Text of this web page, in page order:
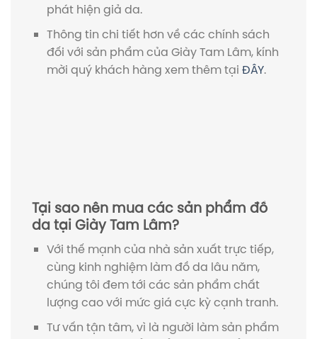
phát hiện giả da.
Thông tin chi tiết hơn về các chính sách
đối với sản phẩm của Giày Tam Lâm, kính
mời quý khách hàng xem thêm tại ĐÂY.
Tại sao nên mua các sản phẩm đồ
da tại Giày Tam Lâm?
Với thế mạnh của nhà sản xuất trực tiếp,
cùng kinh nghiệm làm đồ da lâu năm,
chúng tôi đem tới các sản phẩm chất
lượng cao với mức giá cực kỳ cạnh tranh.
Tư vấn tận tâm, vì là người làm sản phẩm